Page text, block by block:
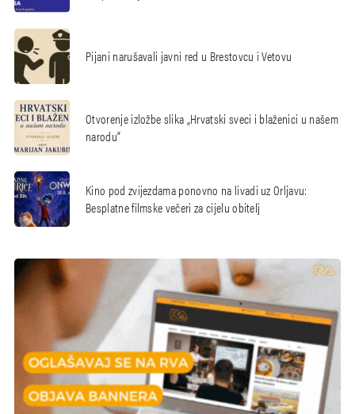
Pijani narušavali javni red u Brestovcu i Vetovu
Otvorenje izložbe slika „Hrvatski sveci i blaženici u našem
narodu“
Kino pod zvijezdama ponovno na livadi uz Orljavu:
Besplatne filmske večeri za cijelu obitelj